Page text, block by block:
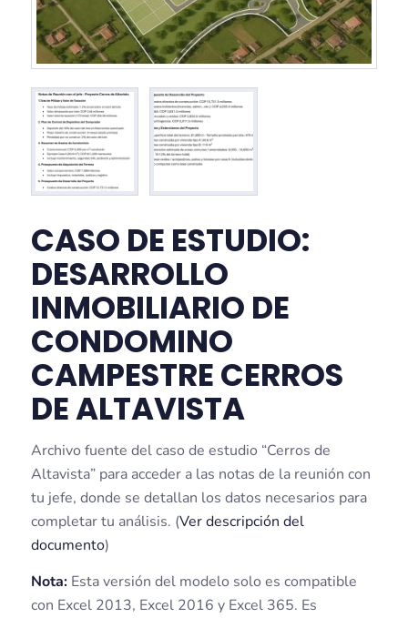
CASO DE ESTUDIO:
DESARROLLO
INMOBILIARIO DE
CONDOMINO
CAMPESTRE CERROS
DE ALTAVISTA
Archivo fuente del caso de estudio “Cerros de
Altavista” para acceder a las notas de la reunión con
tu jefe, donde se detallan los datos necesarios para
completar tu análisis. (Ver descripción del
documento)
Nota:Esta versión del modelo solo es compatible
con Excel 2013, Excel 2016 y Excel 365. Es